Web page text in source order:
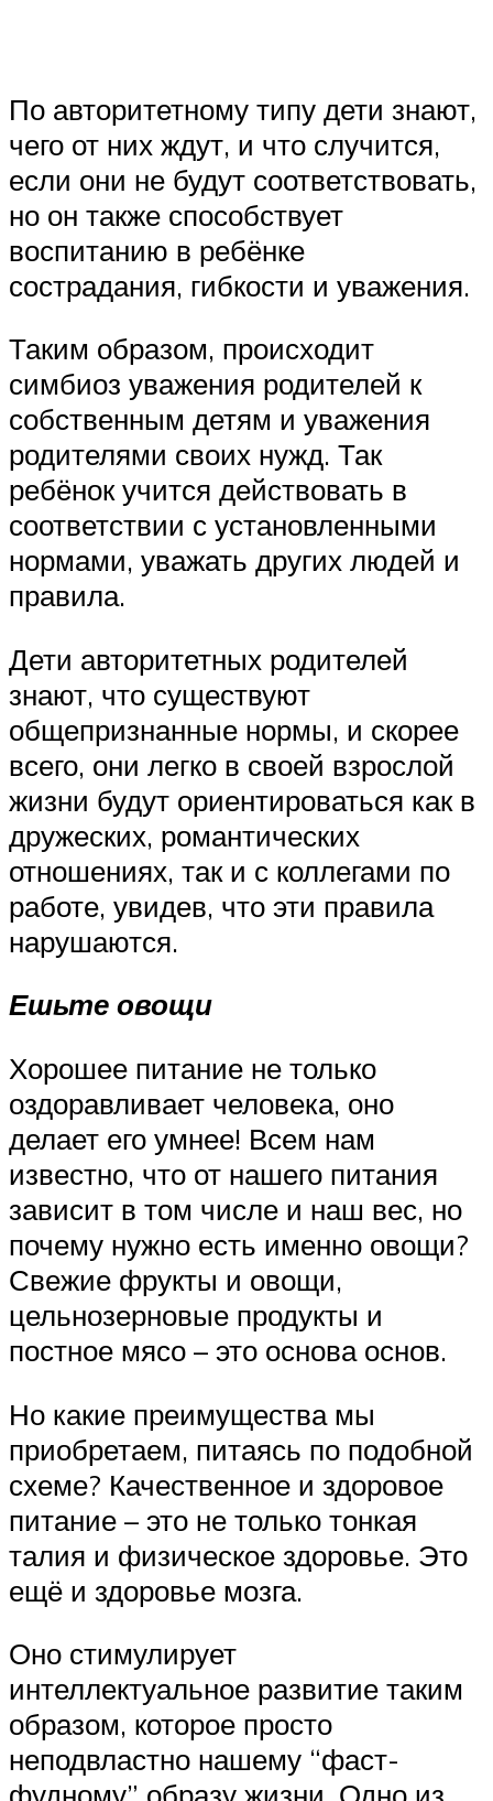
По авторитетному типу дети знают,
чего от них ждут, и что случится,
если они не будут соответствовать,
но он также способствует
воспитанию в ребёнке
сострадания, гибкости и уважения.
Таким образом, происходит
симбиоз уважения родителей к
собственным детям и уважения
родителями своих нужд. Так
ребёнок учится действовать в
соответствии с установленными
нормами, уважать других людей и
правила.
Дети авторитетных родителей
знают, что существуют
общепризнанные нормы, и скорее
всего, они легко в своей взрослой
жизни будут ориентироваться как в
дружеских, романтических
отношениях, так и с коллегами по
работе, увидев, что эти правила
нарушаются.
Ешьте овощи
Хорошее питание не только
оздоравливает человека, оно
делает его умнее! Всем нам
известно, что от нашего питания
зависит в том числе и наш вес, но
почему нужно есть именно овощи?
Свежие фрукты и овощи,
цельнозерновые продукты и
постное мясо – это основа основ.
Но какие преимущества мы
приобретаем, питаясь по подобной
схеме? Качественное и здоровое
питание – это не только тонкая
талия и физическое здоровье. Это
ещё и здоровье мозга.
Оно стимулирует
интеллектуальное развитие таким
образом, которое просто
неподвластно нашему “фаст-